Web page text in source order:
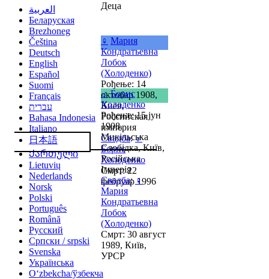
Деца
♀ Мария
Кондратьевна
Лобок
(Холоденко)
Рођење: 14
октобар 1908,
Киев,
Российская
империя
Свадба:♂
Борис
Холоденко
Смрт: 22
фебруар 1996
♂ Борис
Холоденко
Рођење: 15 јун
1908,
Микільська
Слобідка, Київ,
Російська
Імперія
Свадба: ♀
Мария
Кондратьевна
Лобок
(Холоденко)
Смрт: 30 август
1989, Київ,
УРСР
العربية
Беларуская
Brezhoneg
Čeština
Deutsch
English
Español
Suomi
Français
עברית
Bahasa Indonesia
Italiano
日本語
Ქართული
Lietuvių
Nederlands
Norsk
Polski
Português
Română
Русский
Српски / srpski
Svenska
Українська
Oʻzbekcha/ўзбекча